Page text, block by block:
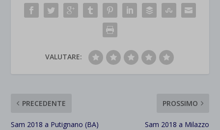
VALUTARE:
PRECEDENTE
Sam 2018 a Putignano (BA)
PROSSIMO
Sam 2018 a Milazzo